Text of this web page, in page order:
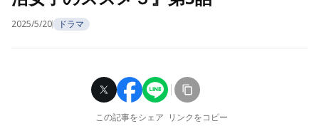
2025/5/20 ドラマ
この記事をシェア リンクをコピー